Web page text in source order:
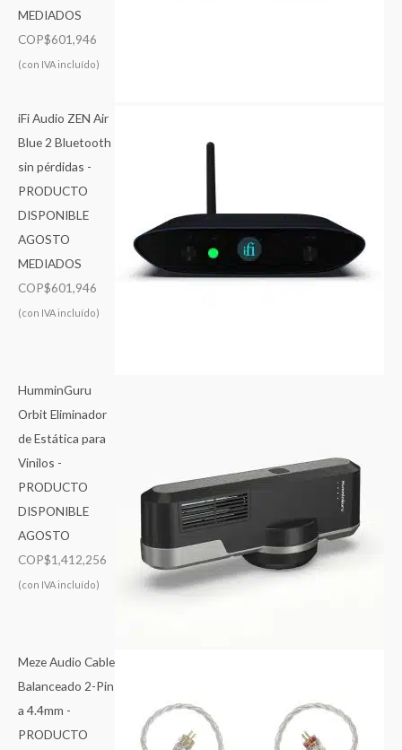
MEDIADOS
COP$601,946
(con IVA incluído)
iFi Audio ZEN Air
Blue 2 Bluetooth
sin pérdidas -
PRODUCTO
DISPONIBLE
AGOSTO
MEDIADOS
COP$601,946
(con IVA incluído)
HumminGuru
Orbit Eliminador
de Estática para
Vinilos -
PRODUCTO
DISPONIBLE
AGOSTO
COP$1,412,256
(con IVA incluído)
Meze Audio Cable
Balanceado 2-Pin
a 4.4mm -
PRODUCTO